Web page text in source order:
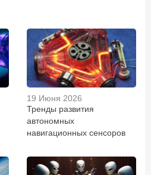
19 Июня 2026
Тренды развития
автономных
навигационных сенсоров